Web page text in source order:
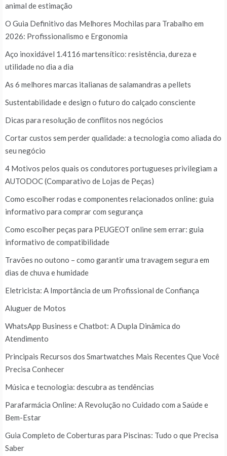
animal de estimação
O Guia Definitivo das Melhores Mochilas para Trabalho em
2026: Profissionalismo e Ergonomia
Aço inoxidável 1.4116 martensítico: resistência, dureza e
utilidade no dia a dia
As 6 melhores marcas italianas de salamandras a pellets
Sustentabilidade e design o futuro do calçado consciente
Dicas para resolução de conflitos nos negócios
Cortar custos sem perder qualidade: a tecnologia como aliada do
seu negócio
4 Motivos pelos quais os condutores portugueses privilegiam a
AUTODOC (Comparativo de Lojas de Peças)
Como escolher rodas e componentes relacionados online: guia
informativo para comprar com segurança
Como escolher peças para PEUGEOT online sem errar: guia
informativo de compatibilidade
Travões no outono – como garantir uma travagem segura em
dias de chuva e humidade
Eletricista: A Importância de um Profissional de Confiança
Aluguer de Motos
WhatsApp Business e Chatbot: A Dupla Dinâmica do
Atendimento
Principais Recursos dos Smartwatches Mais Recentes Que Você
Precisa Conhecer
Música e tecnologia: descubra as tendências
Parafarmácia Online: A Revolução no Cuidado com a Saúde e
Bem-Estar
Guia Completo de Coberturas para Piscinas: Tudo o que Precisa
Saber